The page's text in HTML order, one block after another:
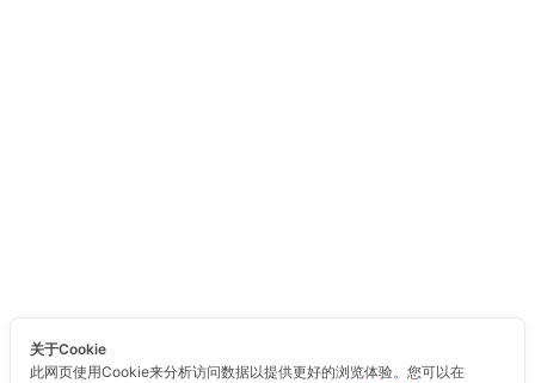
关于Cookie
此网页使用Cookie来分析访问数据以提供更好的浏览体验。您可以在